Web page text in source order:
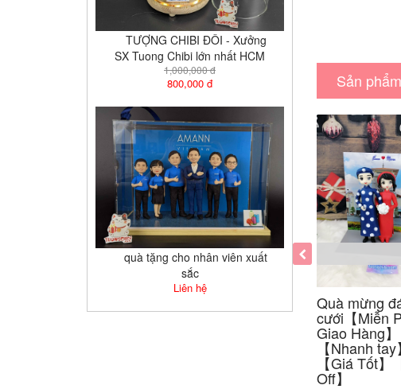
TƯỢNG CHIBI ĐÔI - Xưởng
SX Tuong Chibi lớn nhất HCM
1,000,000 đ
800,000 đ
quà tặng cho nhân viên xuất
sắc
Liên hệ
Sản
Quà mừng
cưới【Miễn
Giao Hàng】
【Nhanh tay】
【Giá Tốt】
Off】